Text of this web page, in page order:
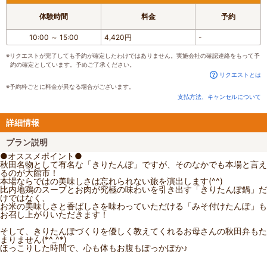
体験時間 料金 予約
10:00 ～ 15:00 4,420円 -
※リクエストが完了しても予約が確定したわけではありません。実施会社の確認連絡をもって予
約の確定としています。予めご了承ください。
リクエストとは
※予約枠ごとに料金が異なる場合がございます。
支払方法、キャンセルについて
詳細情報
プラン説明
●オススメポイント●
秋田名物として有名な「きりたんぽ」ですが、そのなかでも本場と言え
るのが大館市！
本場ならではの美味しさは忘れられない旅を演出します(^^)
比内地鶏のスープとお肉が究極の味わいを引き出す「きりたんぽ鍋」だ
けではなく、
お米の美味しさと香ばしさを味わっていただける「みそ付けたんぽ」も
お召し上がりいただきます！
そして、きりたんぽづくりを優しく教えてくれるお母さんの秋田弁もた
まりません(*^_^*)
ほっこりした時間で、心も体もお腹もぽっかぽか♪